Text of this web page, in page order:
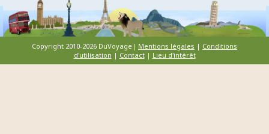
Copyright 2010-2026 DuVoyage| Mentions légales | Conditions
d'utilisation | Contact| Lieu d'intérêt